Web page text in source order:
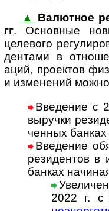
▲
Валютное
гг. Основ­ные
целевого
ден­тами в
аций, проек­тов
и изме­не­ний
Введение с
выру­чки
чен­ных
Введение
рези­ден­тов в
бан­ках
2022 г.